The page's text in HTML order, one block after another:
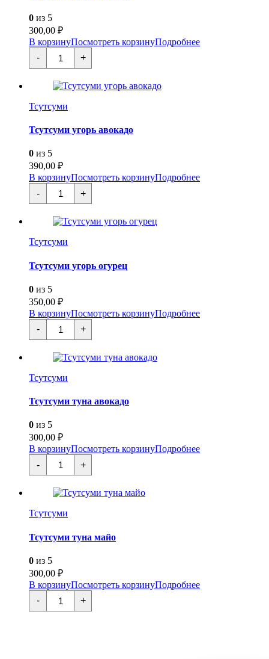
0 из 5
300,00 ₽
В корзинуПосмотреть корзинуПодробнее
-
Количество
товара
Тсутсуми
туна
базилик
+
Тсутсуми
Тсутсуми угорь авокадо
0 из 5
390,00 ₽
В корзинуПосмотреть корзинуПодробнее
-
Количество
товара
Тсутсуми
угорь
авокадо
+
Тсутсуми
Тсутсуми угорь огурец
0 из 5
350,00 ₽
В корзинуПосмотреть корзинуПодробнее
-
Количество
товара
Тсутсуми
угорь
огурец
+
Тсутсуми
Тсутсуми туна авокадо
0 из 5
300,00 ₽
В корзинуПосмотреть корзинуПодробнее
-
Количество
товара
Тсутсуми
туна
авокадо
+
Тсутсуми
Тсутсуми туна майо
0 из 5
300,00 ₽
В корзинуПосмотреть корзинуПодробнее
-
Количество
товара
Тсутсуми
+